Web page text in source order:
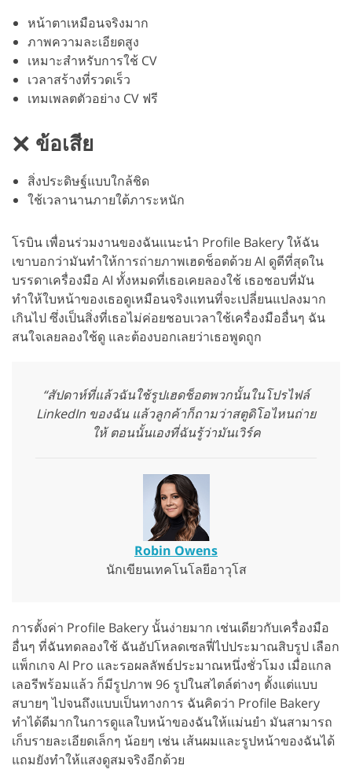
หน้าตาเหมือนจริงมาก
ภาพความละเอียดสูง
เหมาะสำหรับการใช้ CV
เวลาสร้างที่รวดเร็ว
เทมเพลตตัวอย่าง CV ฟรี
ข้อเสีย
สิ่งประดิษฐ์แบบใกล้ชิด
ใช้เวลานานภายใต้ภาระหนัก
โรบิน เพื่อนร่วมงานของฉันแนะนำ Profile Bakery ให้ฉัน
เขาบอกว่ามันทำให้การถ่ายภาพเฮดช็อตด้วย AI ดูดีที่สุดใน
บรรดาเครื่องมือ AI ทั้งหมดที่เธอเคยลองใช้ เธอชอบที่มัน
ทำให้ใบหน้าของเธอดูเหมือนจริงแทนที่จะเปลี่ยนแปลงมาก
เกินไป ซึ่งเป็นสิ่งที่เธอไม่ค่อยชอบเวลาใช้เครื่องมืออื่นๆ ฉัน
สนใจเลยลองใช้ดู และต้องบอกเลยว่าเธอพูดถูก
“สัปดาห์ที่แล้วฉันใช้รูปเฮดช็อตพวกนั้นในโปรไฟล์
LinkedIn ของฉัน แล้วลูกค้าก็ถามว่าสตูดิโอไหนถ่าย
ให้ ตอนนั้นเองที่ฉันรู้ว่ามันเวิร์ค
Robin Owens
นักเขียนเทคโนโลยีอาวุโส
การตั้งค่า Profile Bakery นั้นง่ายมาก เช่นเดียวกับเครื่องมือ
อื่นๆ ที่ฉันทดลองใช้ ฉันอัปโหลดเซลฟี่ไปประมาณสิบรูป เลือก
แพ็กเกจ AI Pro และรอผลลัพธ์ประมาณหนึ่งชั่วโมง เมื่อแกล
เลอรีพร้อมแล้ว ก็มีรูปภาพ 96 รูปในสไตล์ต่างๆ ตั้งแต่แบบ
สบายๆ ไปจนถึงแบบเป็นทางการ ฉันคิดว่า Profile Bakery
ทำได้ดีมากในการดูแลใบหน้าของฉันให้แม่นยำ มันสามารถ
เก็บรายละเอียดเล็กๆ น้อยๆ เช่น เส้นผมและรูปหน้าของฉันได้
แถมยังทำให้แสงดูสมจริงอีกด้วย